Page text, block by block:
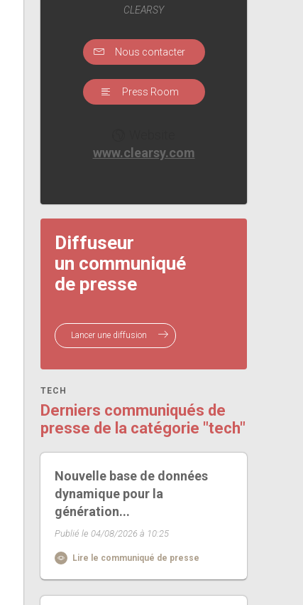
CLEARSY
Nous contacter
Press Room
www.clearsy.com
Diffuseur
un communiqué
de presse
Lancer une diffusion
TECH
Derniers communiqués de
presse de la catégorie "tech"
Nouvelle base de données
dynamique pour la
génération...
Publié le 04/08/2026 à 10:25
Lire le communiqué de presse